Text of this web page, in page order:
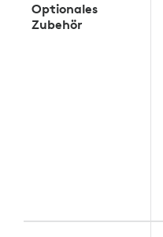
Optionales
Zubehör